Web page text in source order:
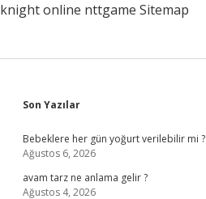
knight online nttgame Sitemap
Sidebar
Son Yazılar
Bebeklere her gün yoğurt verilebilir mi ?
Ağustos 6, 2026
avam tarz ne anlama gelir ?
Ağustos 4, 2026